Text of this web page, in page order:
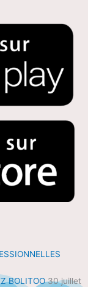
BOLITOO 30 juillet